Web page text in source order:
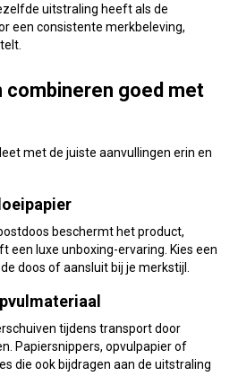
uitstraling heeft als de
een consistente merkbeleving,
combineren goed met
met de juiste aanvullingen erin en
beschermt het product,
een luxe unboxing-ervaring. Kies een
doos of aansluit bij je merkstijl.
tijdens transport door
Papiersnippers, opvulpapier of
die ook bijdragen aan de uitstraling